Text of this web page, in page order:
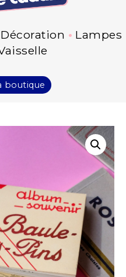
Décoration
Lampes
boutique